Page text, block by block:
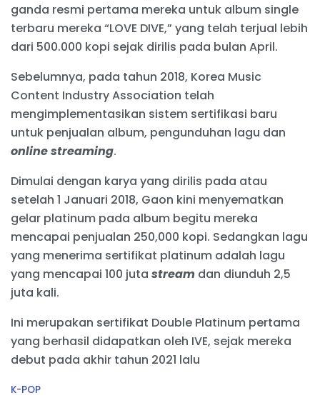
ganda resmi pertama mereka untuk album single
terbaru mereka “LOVE DIVE,” yang telah terjual lebih
dari 500.000 kopi sejak dirilis pada bulan April.
Sebelumnya, pada tahun 2018, Korea Music
Content Industry Association telah
mengimplementasikan sistem sertifikasi baru
untuk penjualan album, pengunduhan lagu dan
online streaming.
Dimulai dengan karya yang dirilis pada atau
setelah 1 Januari 2018, Gaon kini menyematkan
gelar platinum pada album begitu mereka
mencapai penjualan 250,000 kopi. Sedangkan lagu
yang menerima sertifikat platinum adalah lagu
yang mencapai 100 juta stream dan diunduh 2,5
juta kali.
Ini merupakan sertifikat Double Platinum pertama
yang berhasil didapatkan oleh IVE, sejak mereka
debut pada akhir tahun 2021 lalu
C
K-POP